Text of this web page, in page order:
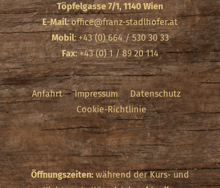
Töpfelgasse 7/1, 1140 Wien
E-Mail:office@franz-stadlhofer.at
Mobil: +43 (0) 664 / 530 30 33
Fax: +43 (0) 1 / 89 20 114
Anfahrt Impressum
Datenschutz
Cookie-Richtlinie
Öffnungszeiten:während der Kurs- und